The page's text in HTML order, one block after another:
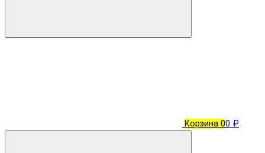
Корзина 00 ₽